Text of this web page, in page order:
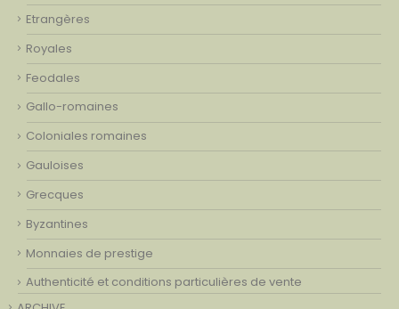
Etrangères
Royales
Feodales
Gallo-romaines
Coloniales romaines
Gauloises
Grecques
Byzantines
Monnaies de prestige
Authenticité et conditions particulières de vente